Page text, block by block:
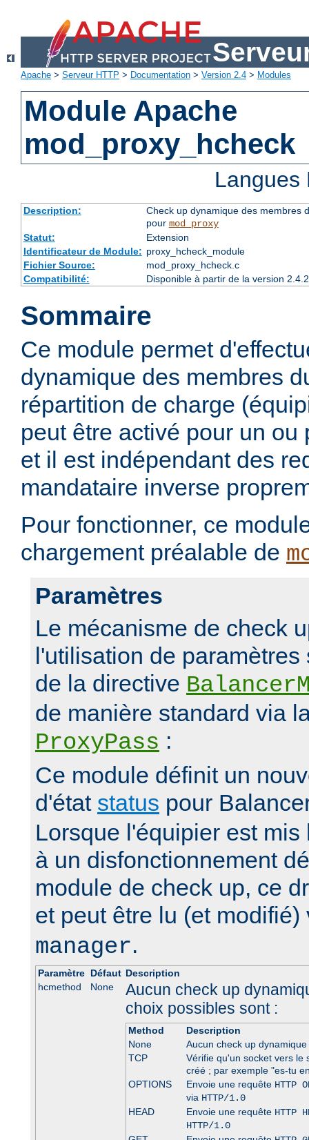
Apache > Serveur HTTP > Documentation > Version 2.4 > Modules
Module Apache
mod_proxy_hcheck
Description:
Check up dynamique des membres
pour mod_proxy
Statut:
Extension
Identificateur de Module: proxy_hcheck_module
Fichier Source:
mod_proxy_hcheck.c
Compatibilité:
Disponible à partir de la version
Sommaire
Ce module permet
dynamique des membres
répartition de charge
peut être activé pour un
et il est indépendant des
mandataire inverse
Pour fonctionner, ce
chargement préalable de
Paramètres
Le mécanisme de check
l'utilisation de
de la directive
de manière standard via
ProxyPass :
Ce module définit un
d'état status pour
Lorsque l'équipier est
à un disfonctionnement
module de check up, ce
et peut être lu (et
manager.
Paramètre Défaut Description
hcmethod
None
Aucun check up
choix possibles sont :
Method
Description
None
Aucun check up
TCP
Vérifie qu'un socket vers le
créé ; par exemple "es-tu
OPTIONS
Envoie une requête HTTP
via HTTP/1.0
HEAD
Envoie une requête HTTP
HTTP/1.0